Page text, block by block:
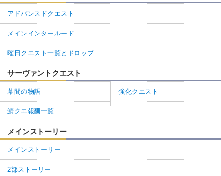
アドバンスドクエスト
メインインタールード
曜日クエスト一覧とドロップ
サーヴァントクエスト
幕間の物語 強化クエスト
鯖クエ報酬一覧
メインストーリー
メインストーリー
2部ストーリー